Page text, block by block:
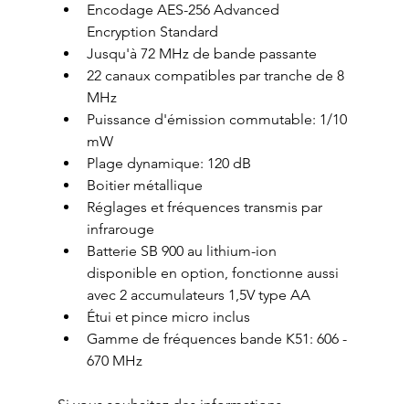
Encodage AES-256 Advanced
Encryption Standard
Jusqu'à 72 MHz de bande passante
22 canaux compatibles par tranche de 8
MHz
Puissance d'émission commutable: 1/10
mW
Plage dynamique: 120 dB
Boitier métallique
Réglages et fréquences transmis par
infrarouge
Batterie SB 900 au lithium-ion
disponible en option, fonctionne aussi
avec 2 accumulateurs 1,5V type AA
Étui et pince micro inclus
Gamme de fréquences bande K51: 606 -
670 MHz